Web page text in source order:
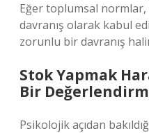
Eğer toplumsal normlar,
davranış olarak kabul
zorunlu bir davranış
Stok Yapmak
Bir
Psikolojik açıdan